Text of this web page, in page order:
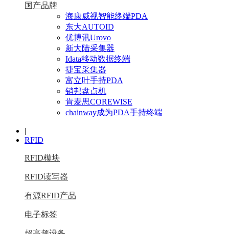
国产品牌
海康威视智能终端PDA
东大AUTOID
优博讯Urovo
新大陆采集器
Idata移动数据终端
捷宝采集器
富立叶手持PDA
销邦盘点机
肯麦思COREWISE
chainway成为PDA手持终端
|
RFID
RFID模块
RFID读写器
有源RFID产品
电子标签